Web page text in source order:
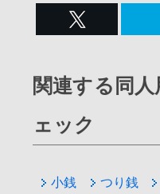
関連する同
ェック
小銭 つり銭